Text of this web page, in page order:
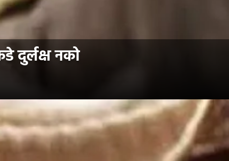
दुर्लक्ष नको